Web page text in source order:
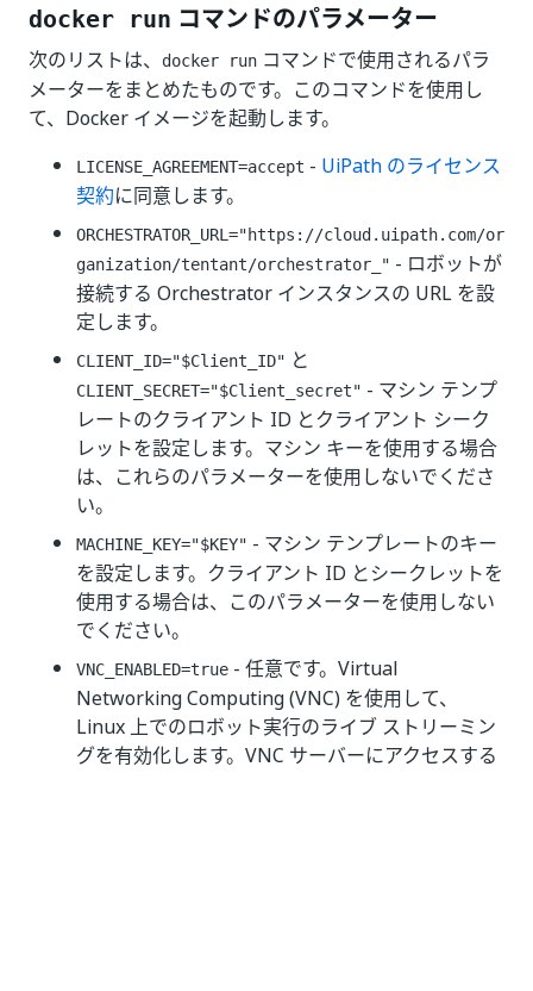
docker run コマンドのパラメーター
次のリストは、 docker run コマンドで使用されるパラ
メーターをまとめたものです。このコマンドを使用し
て、Docker イメージを起動します。
LICENSE_AGREEMENT=accept - UiPath のライセンス
契約に同意します。
ORCHESTRATOR_URL="https://cloud.uipath.com/or
ganization/tentant/orchestrator_" - ロボットが
接続する Orchestrator インスタンスの URL を設
定します。
CLIENT_ID="$Client_ID" と
CLIENT_SECRET="$Client_secret" - マシン テンプ
レートのクライアント ID とクライアント シーク
レットを設定します。マシン キーを使用する場合
は、これらのパラメーターを使用しないでくださ
い。
MACHINE_KEY="$KEY" - マシン テンプレートのキー
を設定します。クライアント ID とシークレットを
使用する場合は、このパラメーターを使用しない
でください。
VNC_ENABLED=true - 任意です。Virtual
Networking Computing (VNC) を使用して、
Linux 上でのロボット実行のライブ ストリーミン
グを有効化します。VNC サーバーにアクセスする